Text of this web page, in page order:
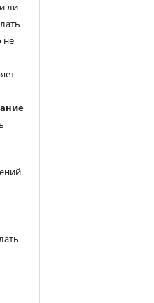
ли
не